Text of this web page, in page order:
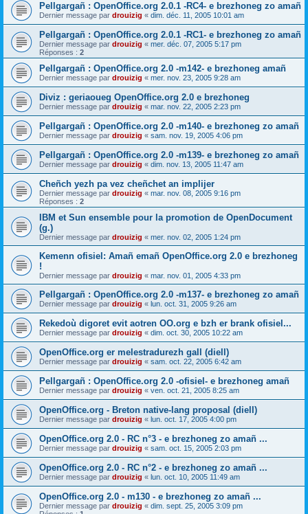
Pellgargañ : OpenOffice.org 2.0.1 -RC4- e brezhoneg zo amañ
Dernier message par drouizig « dim. déc. 11, 2005 10:01 am
Pellgargañ : OpenOffice.org 2.0.1 -RC1- e brezhoneg zo amañ
Dernier message par drouizig « mer. déc. 07, 2005 5:17 pm
Réponses : 2
Pellgargañ : OpenOffice.org 2.0 -m142- e brezhoneg amañ
Dernier message par drouizig « mer. nov. 23, 2005 9:28 am
Diviz : geriaoueg OpenOffice.org 2.0 e brezhoneg
Dernier message par drouizig « mar. nov. 22, 2005 2:23 pm
Pellgargañ : OpenOffice.org 2.0 -m140- e brezhoneg zo amañ
Dernier message par drouizig « sam. nov. 19, 2005 4:06 pm
Pellgargañ : OpenOffice.org 2.0 -m139- e brezhoneg zo amañ
Dernier message par drouizig « dim. nov. 13, 2005 11:47 am
Cheñch yezh pa vez cheñchet an implijer
Dernier message par drouizig « mar. nov. 08, 2005 9:16 pm
Réponses : 2
IBM et Sun ensemble pour la promotion de OpenDocument
(g.)
Dernier message par drouizig « mer. nov. 02, 2005 1:24 pm
Kemenn ofisiel: Amañ emañ OpenOffice.org 2.0 e brezhoneg
!
Dernier message par drouizig « mar. nov. 01, 2005 4:33 pm
Pellgargañ : OpenOffice.org 2.0 -m137- e brezhoneg zo amañ
Dernier message par drouizig « lun. oct. 31, 2005 9:26 am
Rekedoù digoret evit aotren OO.org e bzh er brank ofisiel...
Dernier message par drouizig « dim. oct. 30, 2005 10:22 am
OpenOffice.org er melestradurezh gall (diell)
Dernier message par drouizig « sam. oct. 22, 2005 6:42 am
Pellgargañ : OpenOffice.org 2.0 -ofisiel- e brezhoneg amañ
Dernier message par drouizig « ven. oct. 21, 2005 8:25 am
OpenOffice.org - Breton native-lang proposal (diell)
Dernier message par drouizig « lun. oct. 17, 2005 4:00 pm
OpenOffice.org 2.0 - RC n°3 - e brezhoneg zo amañ ...
Dernier message par drouizig « sam. oct. 15, 2005 2:03 pm
OpenOffice.org 2.0 - RC n°2 - e brezhoneg zo amañ ...
Dernier message par drouizig « lun. oct. 10, 2005 11:49 am
OpenOffice.org 2.0 - m130 - e brezhoneg zo amañ ...
Dernier message par drouizig « dim. sept. 25, 2005 3:09 pm